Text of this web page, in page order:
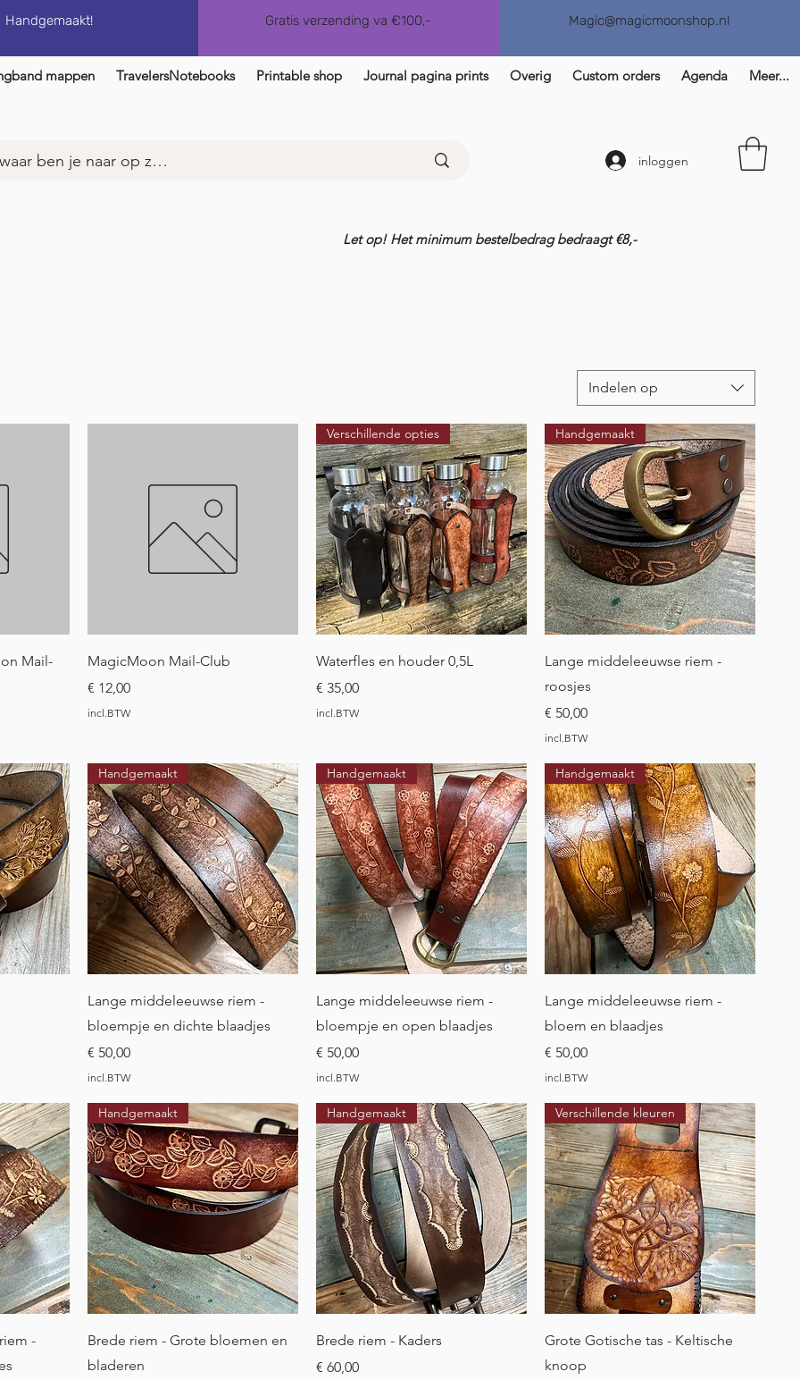
Handgemaakt! Gratis verzending va €100,- Magic@magicmoonshop.nl
mappen TravelersNotebooks Printable shop Journal pagina prints Overig Custom orders Agenda Meer...
inloggen
Let op! Het minimum bestelbedrag bedraagt €8,-
Indelen op
Mail-
Snel overzicht
MagicMoon Mail-Club
Prijs
€ 12,00
incl.BTW
Snel overzicht
Verschillende opties
Waterfles en houder 0,5L
Prijs
€ 35,00
incl.BTW
Snel overzicht
Handgemaakt
Lange middeleeuwse riem -
roosjes
Prijs
€ 50,00
incl.BTW
Snel overzicht
Handgemaakt
Lange middeleeuwse riem -
bloempje en dichte blaadjes
Prijs
€ 50,00
incl.BTW
Snel overzicht
Handgemaakt
Lange middeleeuwse riem -
bloempje en open blaadjes
Prijs
€ 50,00
incl.BTW
Snel overzicht
Handgemaakt
Lange middeleeuwse riem -
bloem en blaadjes
Prijs
€ 50,00
incl.BTW
-
Snel overzicht
Handgemaakt
Brede riem - Grote bloemen en
bladeren
Snel overzicht
Handgemaakt
Brede riem - Kaders
Prijs
€ 60,00
Snel overzicht
Verschillende kleuren
Grote Gotische tas - Keltische
knoop